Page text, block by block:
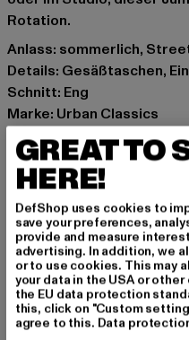
Rotation.
Anlass: sommerlich,
Details: Gesäßtaschen,
Schnitt: Eng
Marke: Urban Classics
Kat.: Latzhosen
Farbe: blau
Hersteller Farbe: clearblue
Elasthan
Art.Nr: TB5990-03673
Hersteller: TB
Dr.-Robert-Murjahn-
DE
GREAT TO
HERE!
DefShop uses cookies to
save your preferences,
provide and measure
advertising. In addition, we
or to use cookies. This may
your data in the USA or
the EU data protection
this, click on "Custom
agree to this. Data